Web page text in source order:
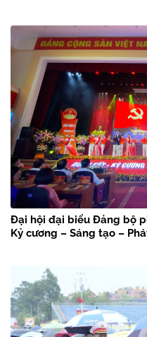
Đại hội đại biểu Đảng bộ
Kỷ cương – Sáng tạo –